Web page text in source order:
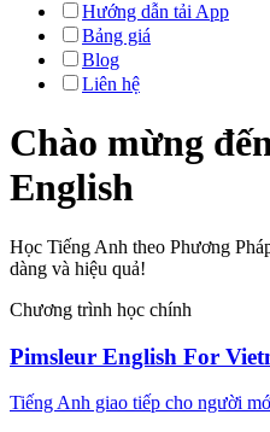
Hướng dẫn tải App
Bảng giá
Blog
Liên hệ
Chào mừng
English
Học Tiếng Anh theo Phương
dàng và hiệu quả!
Chương trình học chính
Pimsleur English For
Tiếng Anh giao tiếp cho người